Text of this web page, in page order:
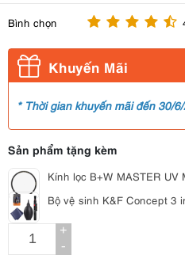
Bình chọn
Khuyến Mãi
* Thời gian khuyến mãi đến 30/
Sản phẩm tặng kèm
Kính lọc B+W MASTER UV
Bộ vệ sinh K&F Concept 3
+
-